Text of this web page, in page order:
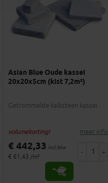
Asian Blue Oude kassei
20x20x5cm (kist 7,2m²)
Getrommelde kalksteen kassei
volumekorting! meer info
€ 442,33 incl.btw
€ 61,43 /m²
- +